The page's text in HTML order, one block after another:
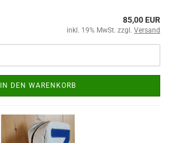
85,00 EUR
inkl. 19% MwSt. zzgl. Versand
IN DEN WARENKORB